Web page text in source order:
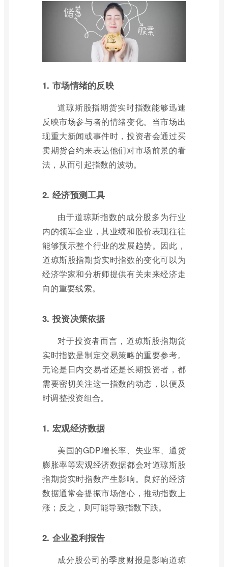
1. 市场情绪的反映
道琼斯股指期货实时指数能够迅速
反映市场参与者的情绪变化。当市场出
现重大新闻或事件时，投资者会通过买
卖期货合约来表达他们对市场前景的看
法，从而引起指数的波动。
2. 经济预测工具
由于道琼斯指数的成分股多为行业
内的领军企业，其业绩和股价表现往往
能够预示整个行业的发展趋势。因此，
道琼斯股指期货实时指数的变化可以为
经济学家和分析师提供有关未来经济走
向的重要线索。
3. 投资决策依据
对于投资者而言，道琼斯股指期货
实时指数是制定交易策略的重要参考。
无论是日内交易者还是长期投资者，都
需要密切关注这一指数的动态，以便及
时调整投资组合。
1. 宏观经济数据
美国的GDP增长率、失业率、通货
膨胀率等宏观经济数据都会对道琼斯股
指期货实时指数产生影响。良好的经济
数据通常会提振市场信心，推动指数上
涨；反之，则可能导致指数下跌。
2. 企业盈利报告
成分股公司的季度财报是影响道琼